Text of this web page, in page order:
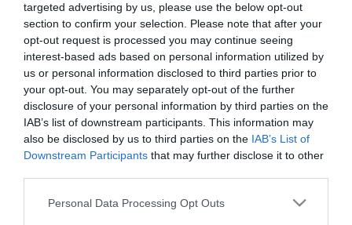
targeted advertising by us, please use the below opt-out
section to confirm your selection. Please note that after your
opt-out request is processed you may continue seeing
interest-based ads based on personal information utilized by
us or personal information disclosed to third parties prior to
your opt-out. You may separately opt-out of the further
disclosure of your personal information by third parties on the
IAB’s list of downstream participants. This information may
also be disclosed by us to third parties on the IAB’s List of
Downstream Participants that may further disclose it to other
Please note that this website/app uses one or more Google
Personal Data Processing Opt Outs
ΕΠΙΧΕΙΡΗΣΕΙΣ
Η Vodafone Spain περικόπτει 515
θέσεις εργασίας
15.09.2021